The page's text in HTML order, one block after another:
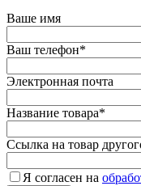
Ваше имя
Ваш телефон*
Электронная почта
Название товара*
Ссылка на товар
Я согласен на